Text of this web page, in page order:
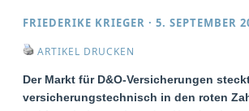
FRIEDERIKE KRIEGER ·5. SEPTEMBER
ARTIKEL DRUCKEN
Der Markt für D&O-Versicherungen
versicherungstechnisch in den roten